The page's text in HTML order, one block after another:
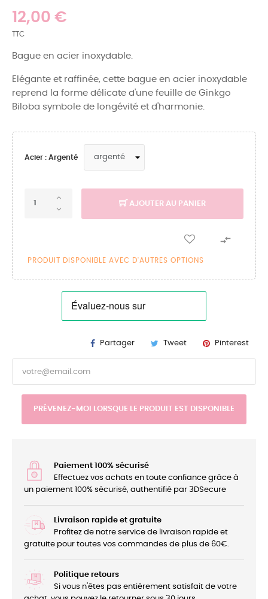
12,00 €
TTC
Bague en acier inoxydable.
Elégante et raffinée, cette bague en acier inoxydable
reprend la forme délicate d'une feuille de Ginkgo
Biloba symbole de longévité et d'harmonie.
Acier : Argenté
AJOUTER AU PANIER

PRODUIT DISPONIBLE AVEC D'AUTRES OPTIONS
Partager Tweet Pinterest
PRÉVENEZ-MOI LORSQUE LE PRODUIT EST DISPONIBLE
Paiement 100% sécurisé
Effectuez vos achats en toute confiance grâce à
un paiement 100% sécurisé, authentifié par 3DSecure
Livraison rapide et gratuite
Profitez de notre service de livraison rapide et
gratuite pour toutes vos commandes de plus de 60€.
Politique retours
Si vous n'êtes pas entièrement satisfait de votre